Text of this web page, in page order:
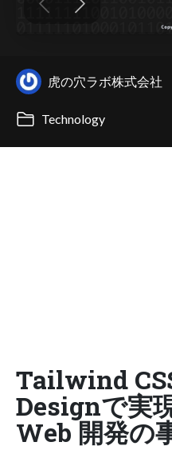
虎の穴ラボ株式会社
Technology
Tailwind
Designで実
Web 開発の